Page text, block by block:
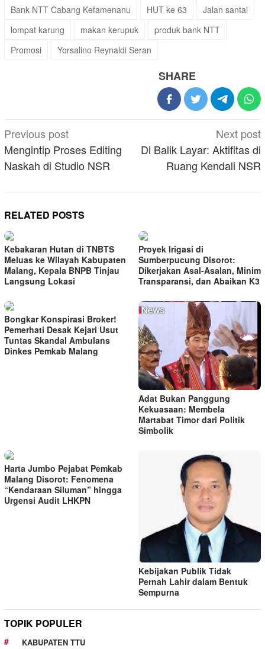
Bank NTT Cabang Kefamenanu HUT ke 63
Jalan santai
lompat karung
makan kerupuk
produk bank NTT
Promosi
Yorsalino Reynaldi Seran
SHARE
Post
navigation
Previous post
Mengintip Proses Editing
Naskah di Studio NSR
Next post
Di Balik Layar: Aktifitas di
Ruang Kendali NSR
RELATED POSTS
Kebakaran Hutan di TNBTS
Meluas ke Wilayah Kabupaten
Malang, Kepala BNPB Tinjau
Langsung Lokasi
Proyek Irigasi di
Sumberpucung Disorot:
Dikerjakan Asal-Asalan, Minim
Transparansi, dan Abaikan K3
Bongkar Konspirasi Broker!
Pemerhati Desak Kejari Usut
Tuntas Skandal Ambulans
Dinkes Pemkab Malang
Adat Bukan Panggung
Kekuasaan: Membela
Martabat Timor dari Politik
Simbolik
Harta Jumbo Pejabat Pemkab
Malang Disorot: Fenomena
“Kendaraan Siluman” hingga
Urgensi Audit LHKPN
Kebijakan Publik Tidak
Pernah Lahir dalam Bentuk
Sempurna
TOPIK POPULER
KABUPATEN TTU